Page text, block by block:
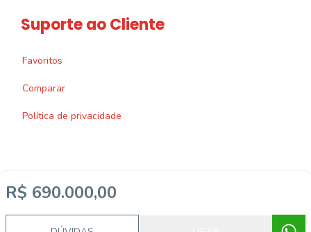
R$ 690.000,00
Suporte ao Cliente
Favoritos
Comparar
Política de privacidade
Imobiliária Certificada:
Selo de Tecnologia Loft